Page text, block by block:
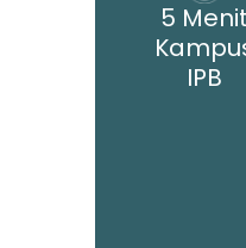
5 Menit
IPB